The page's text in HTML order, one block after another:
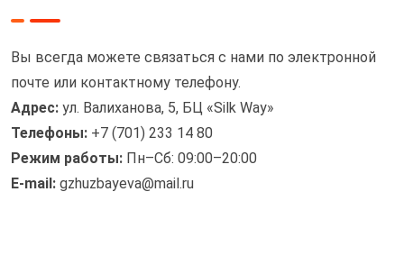
Вы всегда можете связаться с нами по электронной
почте или контактному телефону.
Адрес: ул. Валиханова, 5, БЦ «Silk Way»
Телефоны: +7 (701) 233 14 80
Режим работы: Пн–Сб: 09:00–20:00
E-mail: gzhuzbayeva@mail.ru